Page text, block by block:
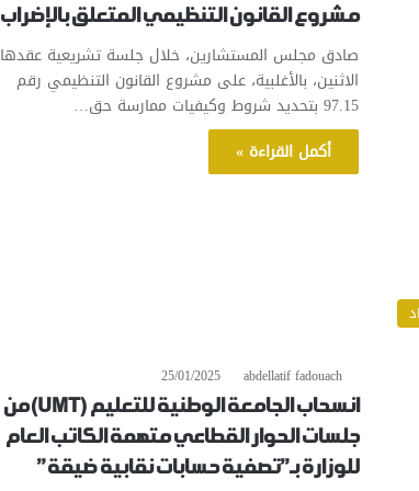
مشروع القانون التنظيمي المتعلق بالإضراب
صادق مجلس المستشارين، خلال جلسة تشريعية عقدها
الاثنين، بالأغلبية، على مشروع القانون التنظيمي رقم
97.15 بتحديد شروط وكيفيات ممارسة حق…
أكمل القراءة »
abdellatif fadouach
25/01/2025
انسحاب الجامعة الوطنية للتعليم (UMT) من
جلسات الحوار القطاعي متهمة الكاتب العام
للوزارة بـ”تصفية حسابات نقابية ضيقة”